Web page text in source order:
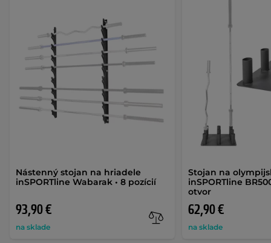
Nástenný stojan na hriadele
inSPORTline Wabarak • 8 pozícií
93,90 €
na sklade
Stojan na
inSPORTline
otvor
62,90 €
na sklade